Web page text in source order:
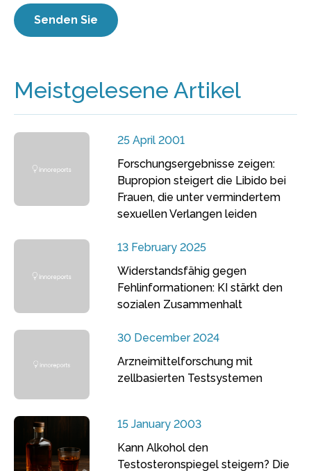
Meistgelesene Artikel
25 April 2001
Forschungsergebnisse zeigen:
Bupropion steigert die Libido bei
Frauen, die unter vermindertem
sexuellen Verlangen leiden
13 February 2025
Widerstandsfähig gegen
Fehlinformationen: KI stärkt den
sozialen Zusammenhalt
30 December 2024
Arzneimittelforschung mit
zellbasierten Testsystemen
15 January 2003
Kann Alkohol den
Testosteronspiegel steigern? Die